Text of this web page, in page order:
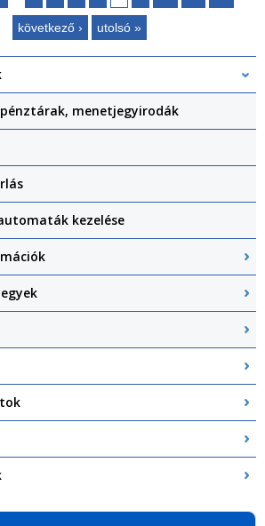
következő › utolsó »
menetjegyirodák
kezelése